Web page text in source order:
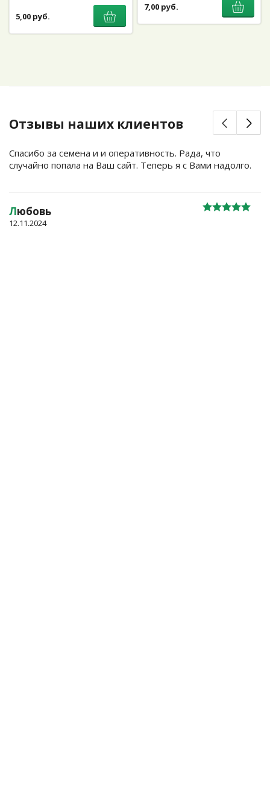
5,00 руб.
7,00 руб.
Отзывы наших клиентов
Спасибо за семена и и оперативность. Рада, что
случайно попала на Ваш сайт. Теперь я с Вами надолго.
Любовь
12.11.2024